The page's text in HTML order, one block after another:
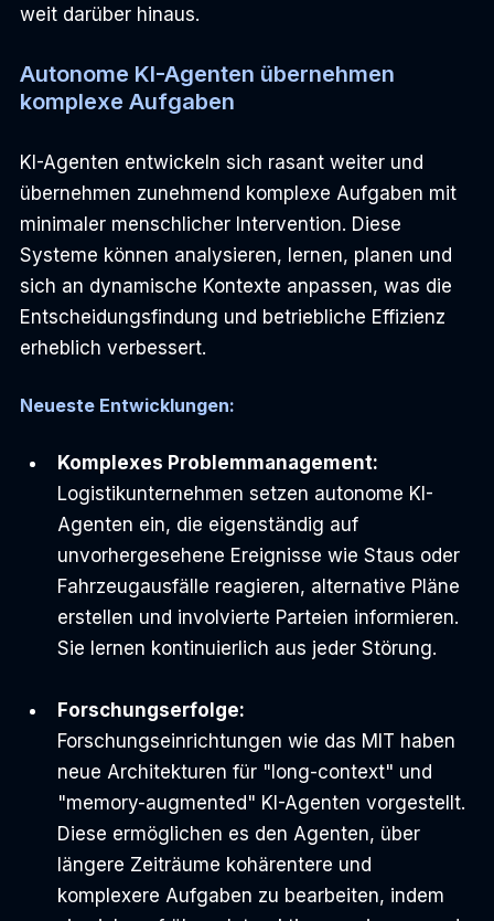
weit darüber hinaus.
Autonome KI-Agenten übernehmen
komplexe Aufgaben
KI-Agenten entwickeln sich rasant weiter und
übernehmen zunehmend komplexe Aufgaben mit
minimaler menschlicher Intervention. Diese
Systeme können analysieren, lernen, planen und
sich an dynamische Kontexte anpassen, was die
Entscheidungsfindung und betriebliche Effizienz
erheblich verbessert.
Neueste Entwicklungen:
Komplexes Problemmanagement:
Logistikunternehmen setzen autonome KI-
Agenten ein, die eigenständig auf
unvorhergesehene Ereignisse wie Staus oder
Fahrzeugausfälle reagieren, alternative Pläne
erstellen und involvierte Parteien informieren.
Sie lernen kontinuierlich aus jeder Störung.
Forschungserfolge:
Forschungseinrichtungen wie das MIT haben
neue Architekturen für "long-context" und
"memory-augmented" KI-Agenten vorgestellt.
Diese ermöglichen es den Agenten, über
längere Zeiträume kohärentere und
komplexere Aufgaben zu bearbeiten, indem